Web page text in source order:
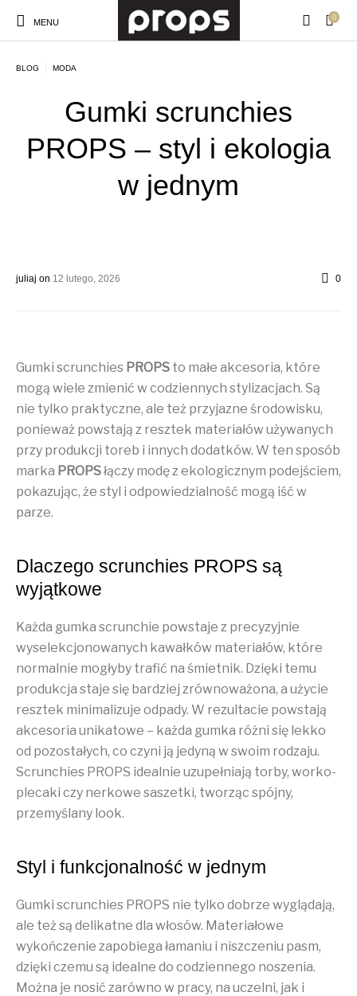
MENU
0
BLOG MODA
Gumki scrunchies
PROPS – styl i ekologia
w jednym
juliaj on 12 lutego, 2026 0
Gumki scrunchies PROPS to małe akcesoria, które
mogą wiele zmienić w codziennych stylizacjach. Są
nie tylko praktyczne, ale też przyjazne środowisku,
ponieważ powstają z resztek materiałów używanych
przy produkcji toreb i innych dodatków. W ten sposób
marka PROPSłączy modę z ekologicznym podejściem,
pokazując, że styl i odpowiedzialność mogą iść w
parze.
Dlaczego scrunchies PROPS są
wyjątkowe
Każda gumka scrunchie powstaje z precyzyjnie
wyselekcjonowanych kawałków materiałów, które
normalnie mogłyby trafić na śmietnik. Dzięki temu
produkcja staje się bardziej zrównoważona, a użycie
resztek minimalizuje odpady. W rezultacie powstają
akcesoria unikatowe – każda gumka różni się lekko
od pozostałych, co czyni ją jedyną w swoim rodzaju.
Scrunchies PROPS idealnie uzupełniają torby, worko-
plecaki czy nerkowe saszetki, tworząc spójny,
przemyślany look.
Styl i funkcjonalność w jednym
Gumki scrunchies PROPS nie tylko dobrze wyglądają,
ale też są delikatne dla włosów. Materiałowe
wykończenie zapobiega łamaniu i niszczeniu pasm,
dzięki czemu są idealne do codziennego noszenia.
Można je nosić zarówno w pracy, na uczelni, jak i